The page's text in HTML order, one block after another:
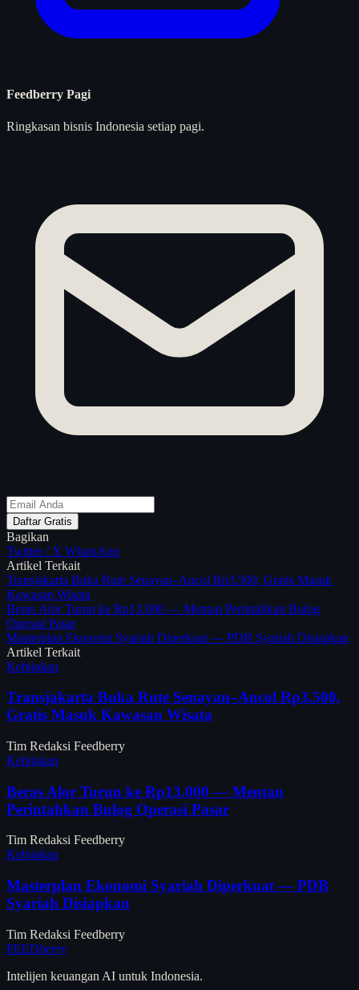
Feedberry Pagi
Ringkasan bisnis Indonesia setiap pagi.
Daftar Gratis
Bagikan
Twitter / X WhatsApp
Artikel Terkait
Transjakarta Buka Rute Senayan–Ancol Rp3.500, Gratis Masuk
Kawasan Wisata
Beras Alor Turun ke Rp13.000 — Mentan Perintahkan Bulog
Operasi Pasar
Masterplan Ekonomi Syariah Diperkuat — PDB Syariah Disiapkan
Artikel Terkait
Kebijakan
Transjakarta Buka Rute Senayan–Ancol Rp3.500,
Gratis Masuk Kawasan Wisata
Tim Redaksi Feedberry
Kebijakan
Beras Alor Turun ke Rp13.000 — Mentan
Perintahkan Bulog Operasi Pasar
Tim Redaksi Feedberry
Kebijakan
Masterplan Ekonomi Syariah Diperkuat — PDB
Syariah Disiapkan
Tim Redaksi Feedberry
FEEDberry
Intelijen keuangan AI untuk Indonesia.